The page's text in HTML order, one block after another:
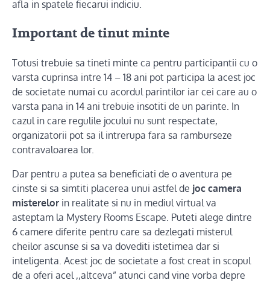
afla in spatele fiecarui indiciu.
Important de tinut minte
Totusi trebuie sa tineti minte ca pentru participantii cu o
varsta cuprinsa intre 14 – 18 ani pot participa la acest joc
de societate numai cu acordul parintilor iar cei care au o
varsta pana in 14 ani trebuie insotiti de un parinte. In
cazul in care regulile jocului nu sunt respectate,
organizatorii pot sa il intrerupa fara sa ramburseze
contravaloarea lor.
Dar pentru a putea sa beneficiati de o aventura pe
cinste si sa simtiti placerea unui astfel de joc camera
misterelor in realitate si nu in mediul virtual va
asteptam la Mystery Rooms Escape. Puteti alege dintre
6 camere diferite pentru care sa dezlegati misterul
cheilor ascunse si sa va dovediti istetimea dar si
inteligenta. Acest joc de societate a fost creat in scopul
de a oferi acel ,,altceva” atunci cand vine vorba depre